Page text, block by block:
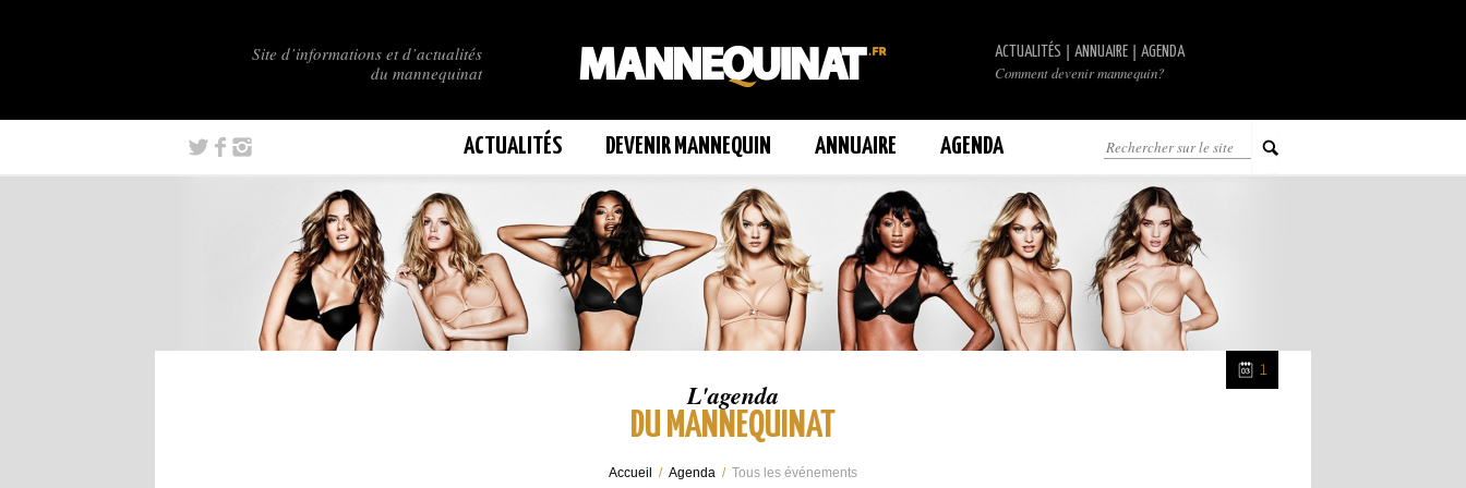
Site d’informations et d’actualités
du mannequinat
ACTUALITÉS ANNUAIRE AGENDA
Comment devenir mannequin?
ACTUALITÉS DEVENIR MANNEQUIN ANNUAIRE AGENDA
L'agenda
DU MANNEQUINAT
1
Accueil / Agenda / Tous les événements